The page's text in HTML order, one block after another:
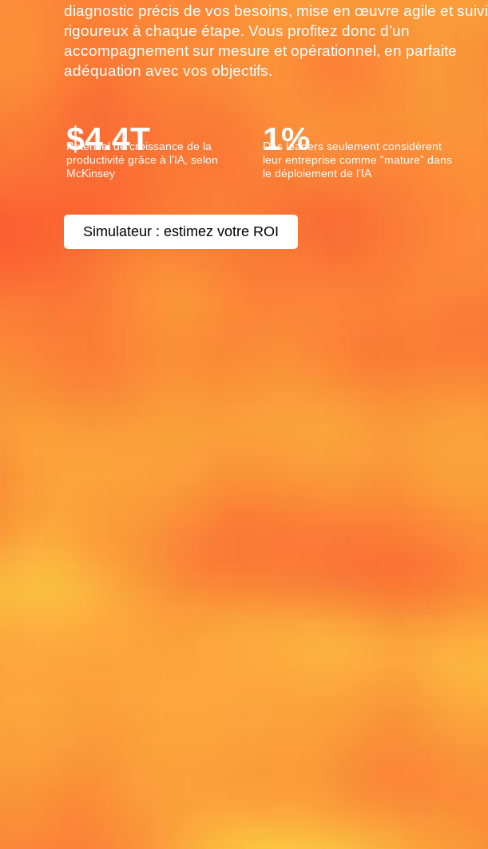
diagnostic précis de vos besoins, mise en œuvre agile et suivi
rigoureux à chaque étape. Vous profitez donc d’un
accompagnement sur mesure et opérationnel, en parfaite
adéquation avec vos objectifs.
Potentiel de croissance de la
productivité grâce à l’IA, selon
McKinsey
$4.4T
Des leaders seulement considèrent
leur entreprise comme “mature” dans
le déploiement de l’IA
1%
Simulateur : estimez votre ROI